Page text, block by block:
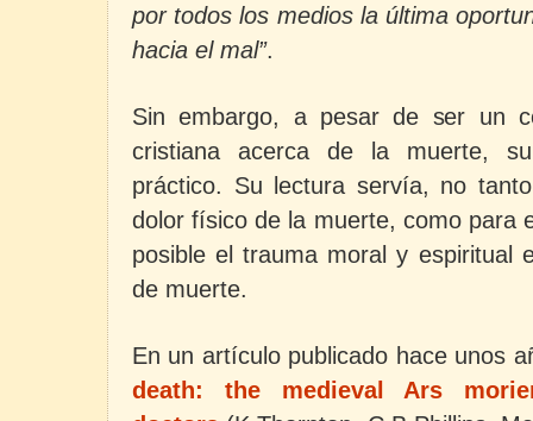
por todos los medios la última
hacia el mal”.
Sin embargo, a pesar de ser un
cristiana acerca de la muerte,
práctico. Su lectura servía, no
dolor físico de la muerte, como para
posible el trauma moral y espiritual
de muerte.
En un artículo publicado hace unos
death: the medieval Ars